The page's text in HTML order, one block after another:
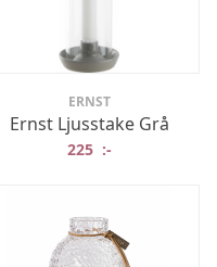
ERNST
Ernst Ljusstake Grå
225 :-